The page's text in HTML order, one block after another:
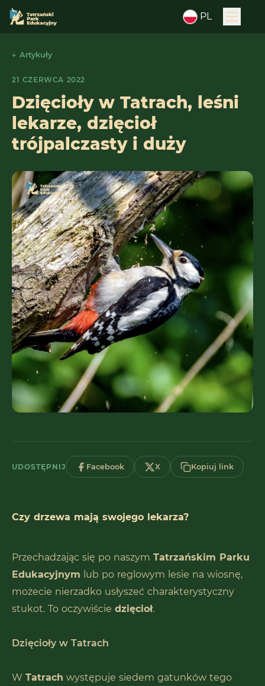
PL
← Artykuły
21 CZERWCA 2022
Dzięcioły w Tatrach, leśni
lekarze, dzięcioł
trójpalczasty i duży
UDOSTĘPNIJ Facebook X Kopiuj link
Czy drzewa mają swojego lekarza?
Przechadzając się po naszym Tatrzańskim Parku
Edukacyjnym lub po reglowym lesie na wiosnę,
możecie nierzadko usłyszeć charakterystyczny
stukot. To oczywiście dzięcioł.
Dzięcioły w Tatrach
W Tatrach występuje siedem gatunków tego